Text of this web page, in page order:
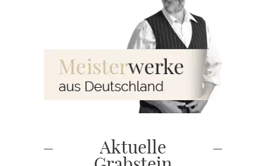
Aktuelle